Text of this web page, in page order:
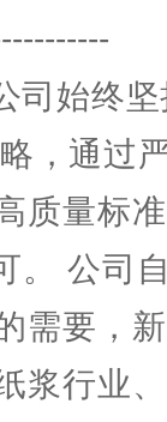
司始终
，通过
质量标
。 公司
需要，
浆行业